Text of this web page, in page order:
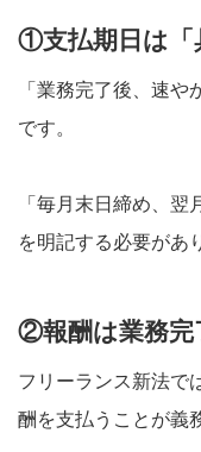
①支払期日は「
「業務完了後、速
です。
「毎月末日締め、
を明記する必要があ
②報酬は業務完
フリーランス新法で
酬を支払うことが義